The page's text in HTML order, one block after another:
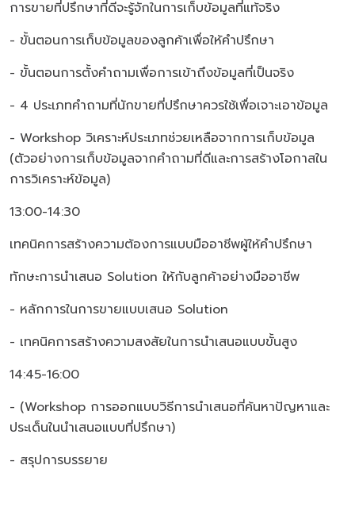
การขายที่ปรึกษาที่ดีจะรู้จักในการเก็บข้อมูลที่แท้จริง
- ขั้นตอนการเก็บข้อมูลของลูกค้าเพื่อให้คำปรึกษา
- ขั้นตอนการตั้งคำถามเพื่อการเข้าถึงข้อมูลที่เป็นจริง
- 4 ประเภทคำถามที่นักขายที่ปรึกษาควรใช้เพื่อเจาะเอาข้อมูล
- Workshop วิเคราะห์ประเภทช่วยเหลือจากการเก็บข้อมูล
(ตัวอย่างการเก็บข้อมูลจากคำถามที่ดีและการสร้างโอกาสใน
การวิเคราะห์ข้อมูล)
13:00-14:30
เทคนิคการสร้างความต้องการแบบมืออาชีพผู้ให้คำปรึกษา
ทักษะการนำเสนอ Solution ให้กับลูกค้าอย่างมืออาชีพ
- หลักการในการขายแบบเสนอ Solution
- เทคนิคการสร้างความสงสัยในการนำเสนอแบบขั้นสูง
14:45-16:00
- (Workshop การออกแบบวิธีการนำเสนอที่ค้นหาปัญหาและ
ประเด็นในนำเสนอแบบที่ปรึกษา)
- สรุปการบรรยาย